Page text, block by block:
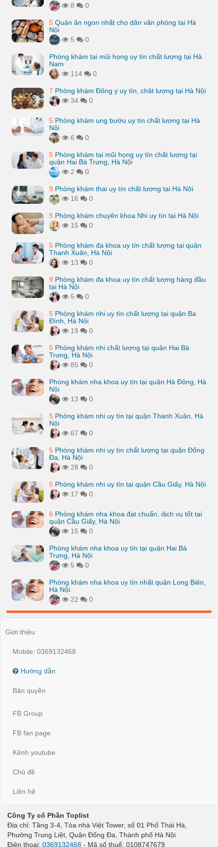
8
0
5 Quán ăn ngon nhất cho dân văn phòng tại Hà
Nội
5
0
Phòng khám tai mũi họng uy tín chất lượng tại Hà
Nam
114
0
7 Phòng khám Đông y uy tín, chât lượng tại Hà Nội
34
0
5 Phòng khám ung bướu uy tín chất lượng tại Hà
Nội
6
0
5 Phòng khám tai mũi họng uy tín chất lượng tại
quận Hai Bà Trưng, Hà Nội
2
0
9 Phòng khám thai uy tín chất lượng tại Hà Nội
16
0
5 Phòng khám chuyên khoa Nhi uy tín tại Hà Nội
15
0
5 Phòng khám đa khoa uy tín chất lượng tại quận
Thanh Xuân, Hà Nội
13
0
9 Phòng khám đa khoa uy tín chất lượng hàng đầu
tại Hà Nội
5
0
5 Phòng khám nhi uy tín chất lượng tại quận Ba
Đình, Hà Nội
19
0
5 Phòng khám nhi chất lượng tại quận Hai Bà
Trưng, Hà Nội
85
0
Phòng khám nha khoa uy tín tại quận Hà Đông, Hà
Nội
13
0
5 Phòng khám nhi uy tín tại quận Thanh Xuân, Hà
Nội
67
0
5 Phòng khám nhi uy tín chất lượng tại quận Đống
Đa, Hà Nội
28
0
5 Phòng khám nhi uy tín tại quận Cầu Giấy, Hà Nội
17
0
6 Phòng khám nha khoa đạt chuẩn, dịch vụ tốt tại
quận Cầu Giấy, Hà Nội
15
0
Phòng khám nha khoa uy tín tại quận Hai Bà
Trưng, Hà Nội
5
0
Phòng khám nha khoa uy tín nhất quận Long Biên,
Hà Nội
22
0
Giới thiệu
Mobile: 0369132468
Hướng dẫn
Bản quyền
FB Group
FB fan page
Kênh youtube
Chủ đề
Liên hệ
Công Ty cổ Phần Toplist
Địa chỉ: Tầng 3-4, Tòa nhà Việt Tower, số 01 Phố Thái Hà,
Phường Trung Liệt, Quận Đống Đa, Thành phố Hà Nội
Điện thoại: 0369132468 - Mã số thuế: 0108747679